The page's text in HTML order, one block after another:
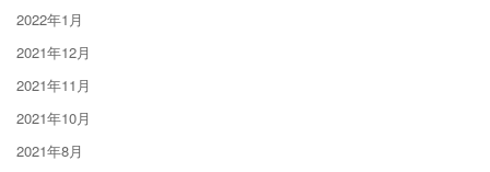
2022年1月
2021年12月
2021年11月
2021年10月
2021年8月